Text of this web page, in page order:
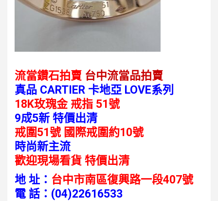
流當鑽石拍賣 台中流當品拍賣
真品 CARTIER 卡地亞 LOVE系列
18K玫瑰金 戒指 51號
9成5新 特價出清
戒圍51號 國際戒圍約10號
時尚新主流
歡迎現場看貨 特價出清
地 址： 台中市南區復興路一段407號
電 話： (04)22616533